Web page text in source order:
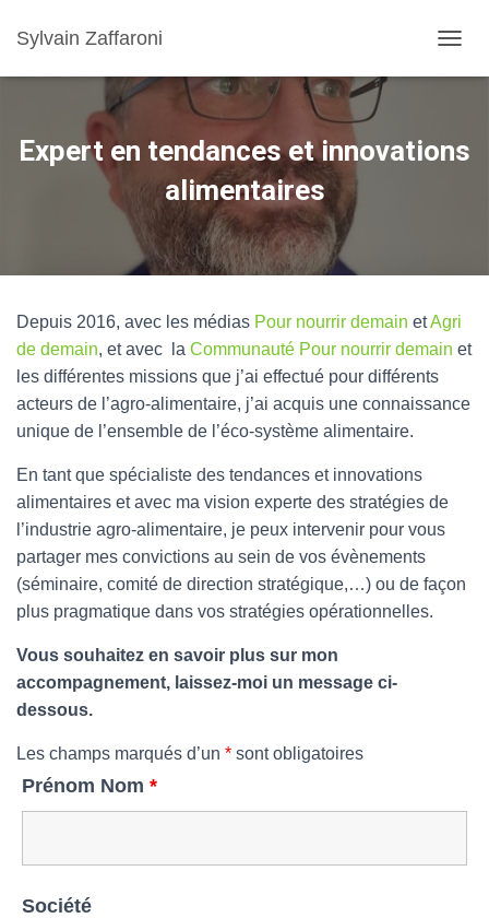
Sylvain Zaffaroni
Expert en tendances et innovations
alimentaires
Depuis 2016, avec les médias Pour nourrir demain etAgri
de demain, et avec la Communauté Pour nourrir demain et
les différentes missions que j’ai effectué pour différents
acteurs de l’agro-alimentaire, j’ai acquis une connaissance
unique de l’ensemble de l’éco-système alimentaire.
En tant que spécialiste des tendances et innovations
alimentaires et avec ma vision experte des stratégies de
l’industrie agro-alimentaire, je peux intervenir pour vous
partager mes convictions au sein de vos évènements
(séminaire, comité de direction stratégique,…) ou de façon
plus pragmatique dans vos stratégies opérationnelles.
Vous souhaitez en savoir plus sur mon
accompagnement, laissez-moi un message ci-
dessous.
Les champs marqués d’un * sont obligatoires
Prénom Nom *
Société